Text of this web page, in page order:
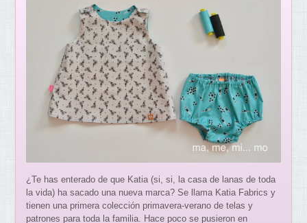
¿Te has enterado de que Katia (si, si, la casa de lanas de toda
la vida) ha sacado una nueva marca? Se llama Katia Fabrics y
tienen una primera colección primavera-verano de telas y
patrones para toda la familia. Hace poco se pusieron en